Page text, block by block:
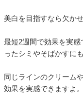
美白を目指すなら欠か
最短2週間で効果を実
ったシミやそばかすに
同じラインのクリーム
効果を実感できますよ。